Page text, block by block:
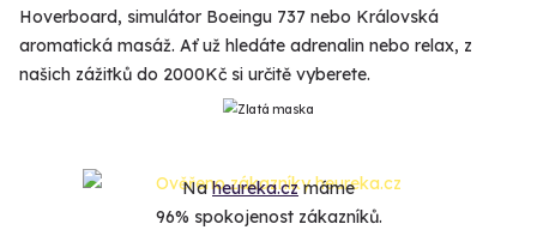
Hoverboard, simulátor Boeingu 737 nebo Královská
aromatická masáž. Ať už hledáte adrenalin nebo relax, z
našich zážitků do 2000Kč si určitě vyberete.
Naheureka.czmáme
96% spokojenost zákazníků.